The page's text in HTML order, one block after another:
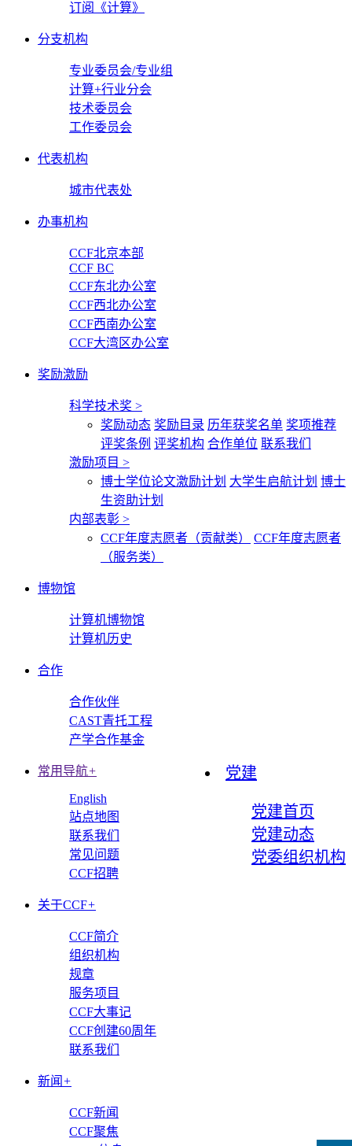
订阅《计算》
分支机构
专业委员会/专业组
计算+行业分会
技术委员会
工作委员会
代表机构
城市代表处
办事机构
CCF北京本部
CCF BC
CCF东北办公室
CCF西北办公室
CCF西南办公室
CCF大湾区办公室
奖励激励
科学技术奖 >
奖励动态 奖励目录 历年获奖名单 奖项推荐
评奖条例 评奖机构 合作单位 联系我们
激励项目 >
博士学位论文激励计划 大学生启航计划 博士
生资助计划
内部表彰 >
CCF年度志愿者（贡献类）
CCF年度志愿者
（服务类）
博物馆
计算机博物馆
计算机历史
合作
合作伙伴
CAST青托工程
产学合作基金
党建
党建首页
党建动态
党委组织机构
常用导航+
English
站点地图
联系我们
常见问题
CCF招聘
关于CCF+
CCF简介
组织机构
规章
服务项目
CCF大事记
CCF创建60周年
联系我们
新闻 +
CCF新闻
CCF聚焦